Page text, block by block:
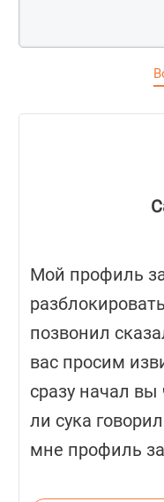
Мой профиль
позвонил
вас просим
сразу начал вы
ли сука
мне профиль